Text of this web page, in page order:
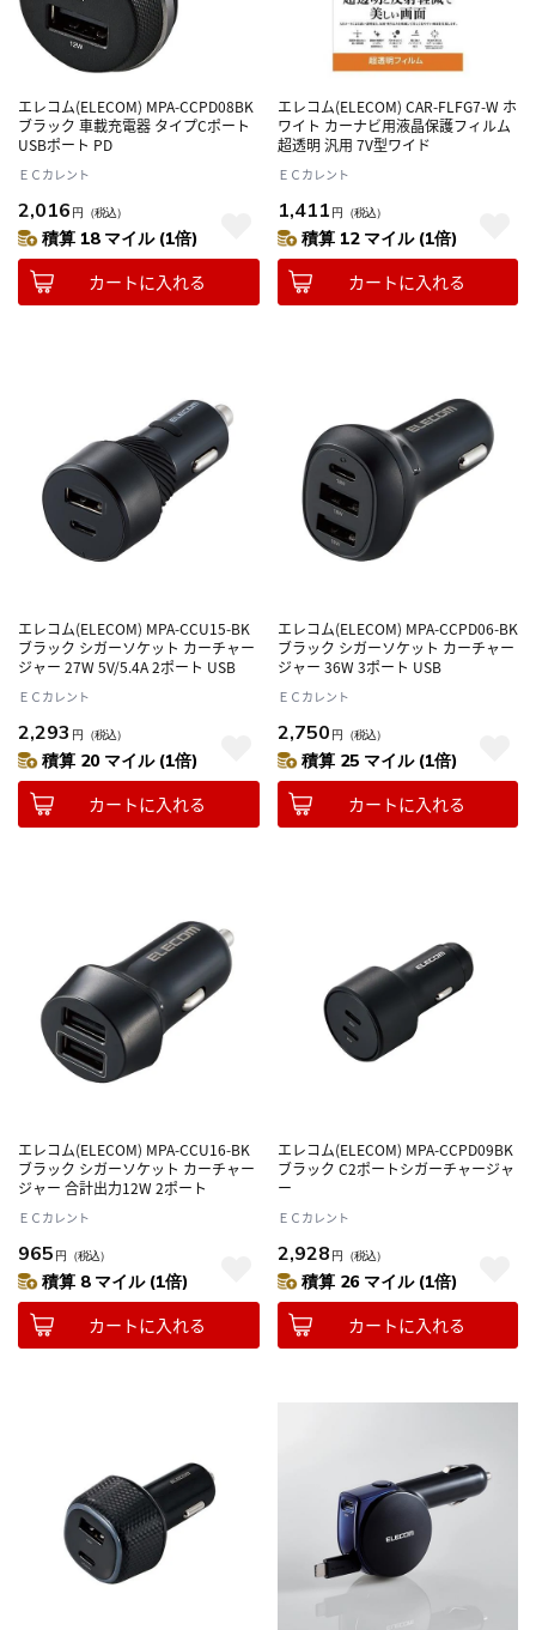
エレコム(ELECOM) MPA-CCPD08BK
ブラック 車載充電器 タイプCポート
USBポート PD
ＥＣカレント
2,016 円 （税込）
積算 18 マイル (1倍)
カートに入れる
エレコム(ELECOM) CAR-FLFG7-W ホ
ワイト カーナビ用液晶保護フィルム
超透明 汎用 7V型ワイド
ＥＣカレント
1,411 円 （税込）
積算 12 マイル (1倍)
カートに入れる
エレコム(ELECOM) MPA-CCU15-BK
ブラック シガーソケット カーチャー
ジャー 27W 5V/5.4A 2ポート USB
ＥＣカレント
2,293 円 （税込）
積算 20 マイル (1倍)
カートに入れる
エレコム(ELECOM) MPA-CCPD06-BK
ブラック シガーソケット カーチャー
ジャー 36W 3ポート USB
ＥＣカレント
2,750 円 （税込）
積算 25 マイル (1倍)
カートに入れる
エレコム(ELECOM) MPA-CCU16-BK
ブラック シガーソケット カーチャー
ジャー 合計出力12W 2ポート
ＥＣカレント
965 円 （税込）
積算 8 マイル (1倍)
カートに入れる
エレコム(ELECOM) MPA-CCPD09BK
ブラック C2ポートシガーチャージャ
ー
ＥＣカレント
2,928 円 （税込）
積算 26 マイル (1倍)
カートに入れる